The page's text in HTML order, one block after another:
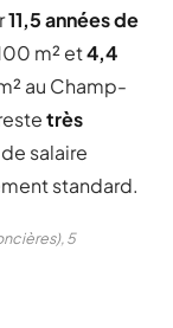
11,5 années de
m² et4,4
au Champ-
très
salaire
standard.
5